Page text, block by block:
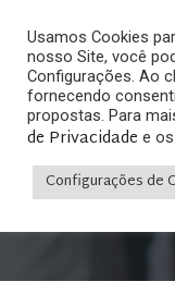
Home»Posts
Usamos Cookies
nosso Site, você
Configurações. Ao
fornecendo
propostas. Para
de Privacidade e os
Configurações de